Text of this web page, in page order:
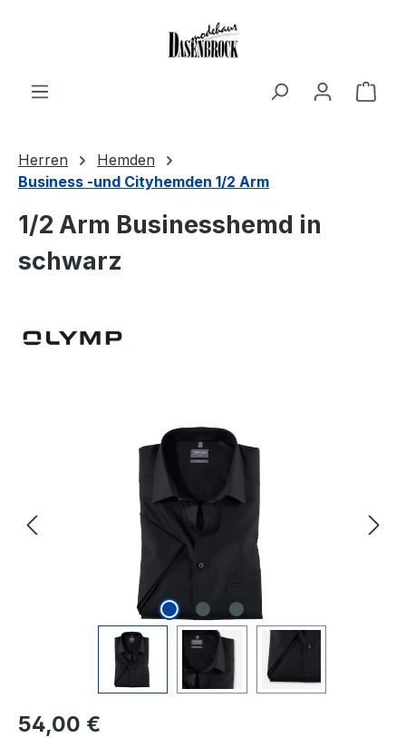
Herren
Hemden
Business -und Cityhemden 1/2 Arm
1/2 Arm Businesshemd in
schwarz
Bildergalerie überspringen
Regulärer Preis:
54,00 €